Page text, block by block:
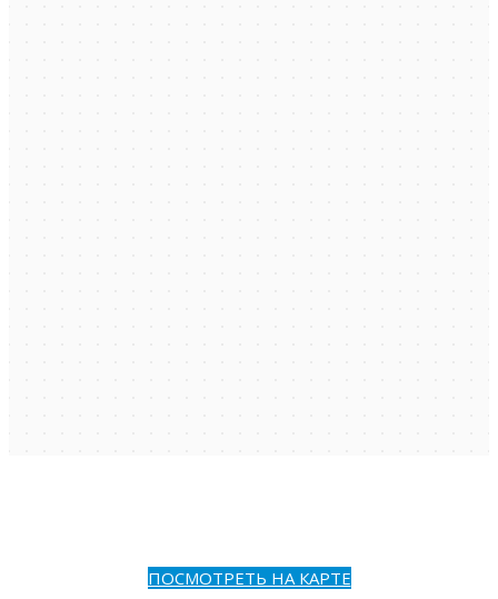
ПОСМОТРЕТЬ НА КАРТЕ